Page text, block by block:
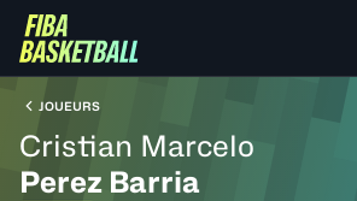
JOUEURS
Cristian Marcelo
Perez Barria